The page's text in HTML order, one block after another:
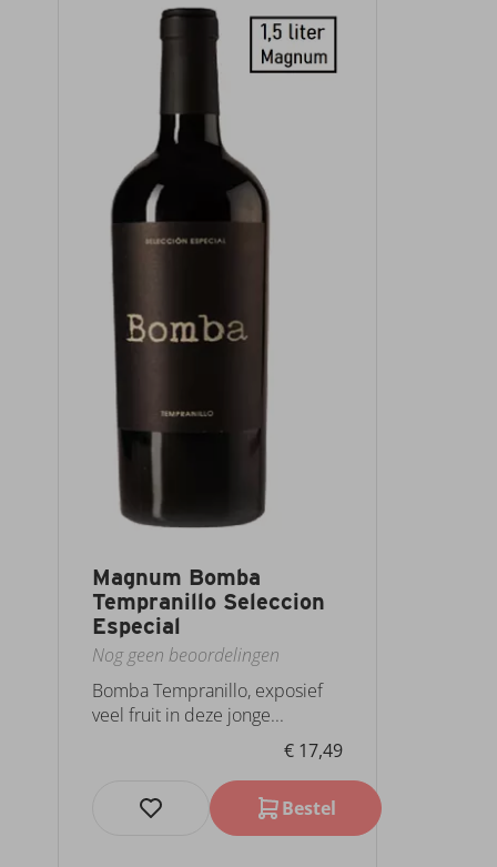
Magnum Bomba
Tempranillo Seleccion
Especial
Nog geen beoordelingen
Bomba Tempranillo, exposief
veel fruit in deze jonge...
€ 17,49
Bestel